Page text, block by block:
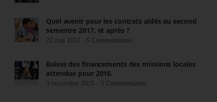
Quel avenir pour les contrats aidés au second
semestre 2017, et après ?
22 mai 2017 - 5 Commentaires
Baisse des financements des missions locales
attendue pour 2016.
3 novembre 2015 - 3 Commentaires